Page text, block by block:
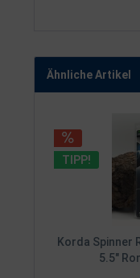
Ähnliche Artikel
TIPP!
Korda Spinner
5.5"